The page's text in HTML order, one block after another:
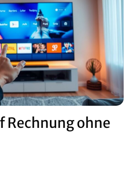
Rechnung ohne